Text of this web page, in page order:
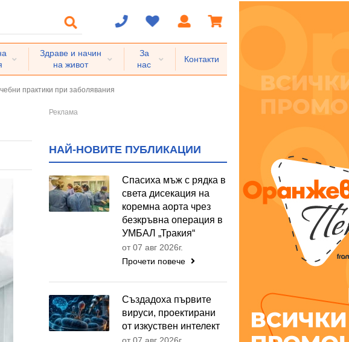
Здраве и начин
на живот
За
нас
Контакти
практики при заболявания
НАЙ-НОВИТЕ ПУБЛИКАЦИИ
Спасиха мъж с рядка в
света дисекация на
коремна аорта чрез
безкръвна операция в
УМБАЛ „Тракия“
от 07 авг 2026г.
Прочети повече
Създадоха първите
вируси, проектирани
от изкуствен интелект